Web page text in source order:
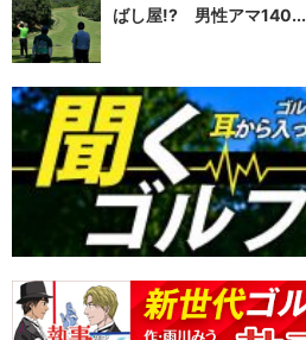
ばし屋!? 男性アマ140...